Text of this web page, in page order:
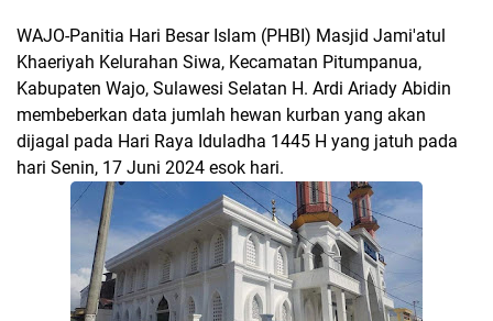
WAJO-Panitia Hari Besar Islam (PHBI) Masjid Jami'atul
Khaeriyah Kelurahan Siwa, Kecamatan Pitumpanua,
Kabupaten Wajo, Sulawesi Selatan H. Ardi Ariady Abidin
membeberkan data jumlah hewan kurban yang akan
dijagal pada Hari Raya Iduladha 1445 H yang jatuh pada
hari Senin, 17 Juni 2024 esok hari.